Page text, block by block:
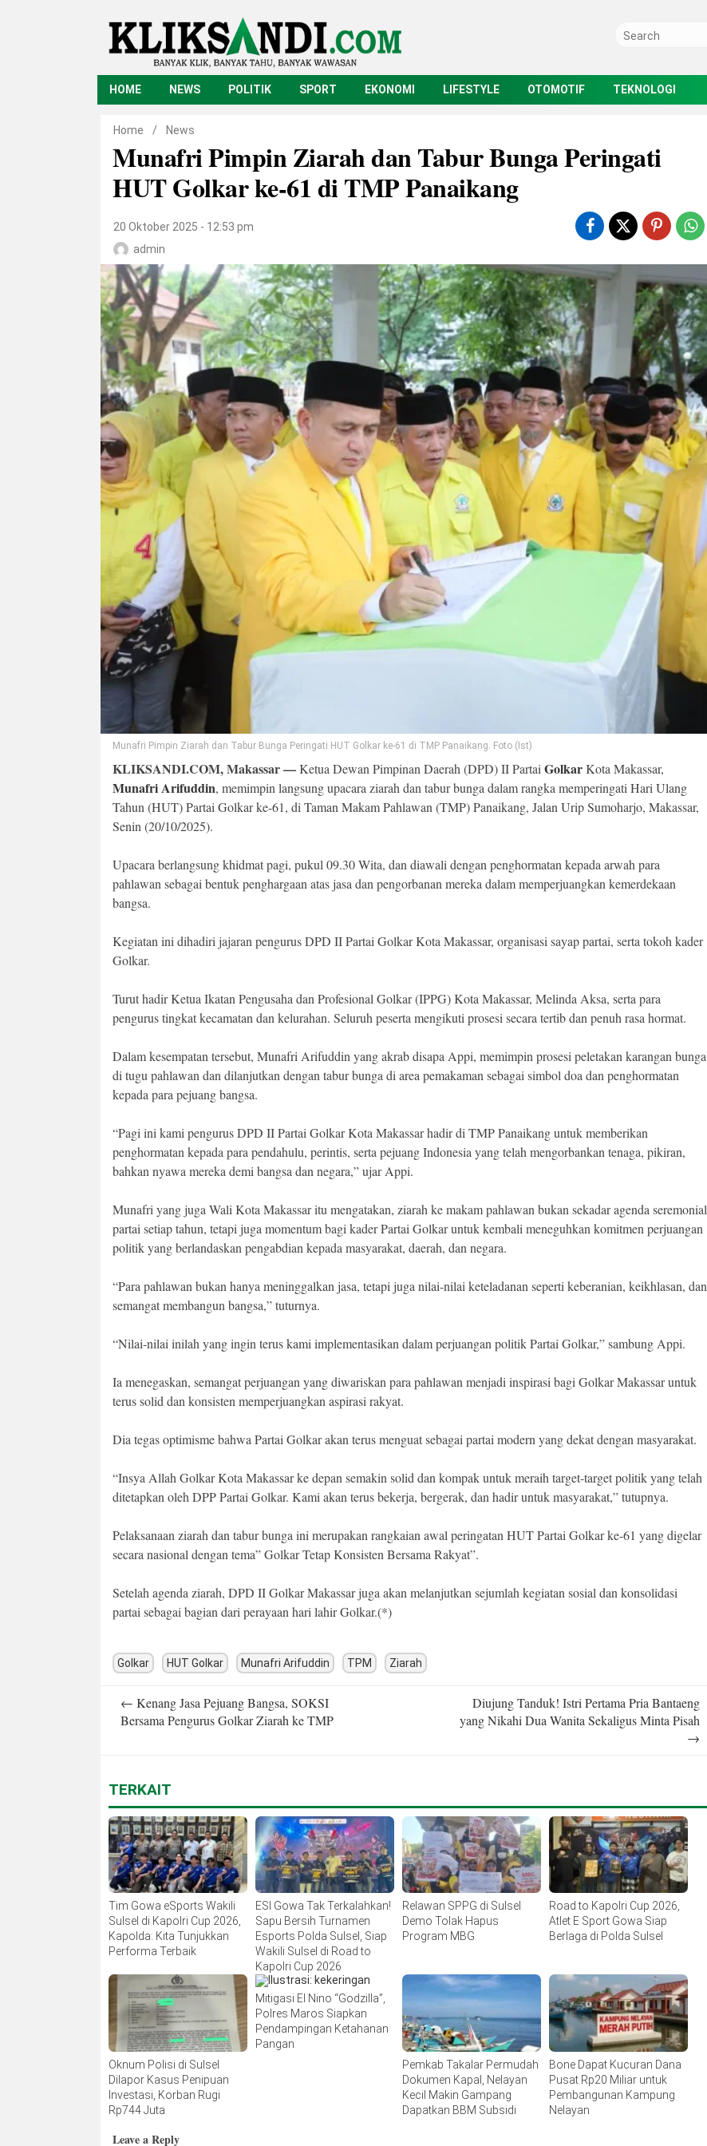
HOME NEWS POLITIK SPORT EKONOMI LIFESTYLE OTOMOTIF TEKNOLOGI
Home / News
Munafri Pimpin Ziarah dan Tabur Bunga Peringati
HUT Golkar ke-61 di TMP Panaikang
20 Oktober 2025 - 12:53 pm
admin
Munafri Pimpin Ziarah dan Tabur Bunga Peringati HUT Golkar ke-61 di TMP Panaikang. Foto (Ist)
KLIKSANDI.COM, Makassar —Ketua Dewan Pimpinan Daerah (DPD) II Partai GolkarKota Makassar,
Munafri Arifuddin, memimpin langsung upacara ziarah dan tabur bunga dalam rangka memperingati Hari Ulang
Tahun (HUT) Partai Golkar ke-61, di Taman Makam Pahlawan (TMP) Panaikang, Jalan Urip Sumoharjo, Makassar,
Senin (20/10/2025).
Upacara berlangsung khidmat pagi, pukul 09.30 Wita, dan diawali dengan penghormatan kepada arwah para
pahlawan sebagai bentuk penghargaan atas jasa dan pengorbanan mereka dalam memperjuangkan kemerdekaan
bangsa.
Kegiatan ini dihadiri jajaran pengurus DPD II Partai Golkar Kota Makassar, organisasi sayap partai, serta tokoh kader
Golkar.
Turut hadir Ketua Ikatan Pengusaha dan Profesional Golkar (IPPG) Kota Makassar, Melinda Aksa, serta para
pengurus tingkat kecamatan dan kelurahan. Seluruh peserta mengikuti prosesi secara tertib dan penuh rasa hormat.
Dalam kesempatan tersebut, Munafri Arifuddin yang akrab disapa Appi, memimpin prosesi peletakan karangan bunga
di tugu pahlawan dan dilanjutkan dengan tabur bunga di area pemakaman sebagai simbol doa dan penghormatan
kepada para pejuang bangsa.
“Pagi ini kami pengurus DPD II Partai Golkar Kota Makassar hadir di TMP Panaikang untuk memberikan
penghormatan kepada para pendahulu, perintis, serta pejuang Indonesia yang telah mengorbankan tenaga, pikiran,
bahkan nyawa mereka demi bangsa dan negara,” ujar Appi.
Munafri yang juga Wali Kota Makassar itu mengatakan, ziarah ke makam pahlawan bukan sekadar agenda seremonial
partai setiap tahun, tetapi juga momentum bagi kader Partai Golkar untuk kembali meneguhkan komitmen perjuangan
politik yang berlandaskan pengabdian kepada masyarakat, daerah, dan negara.
“Para pahlawan bukan hanya meninggalkan jasa, tetapi juga nilai-nilai keteladanan seperti keberanian, keikhlasan, dan
semangat membangun bangsa,” tuturnya.
“Nilai-nilai inilah yang ingin terus kami implementasikan dalam perjuangan politik Partai Golkar,” sambung Appi.
Ia menegaskan, semangat perjuangan yang diwariskan para pahlawan menjadi inspirasi bagi Golkar Makassar untuk
terus solid dan konsisten memperjuangkan aspirasi rakyat.
Dia tegas optimisme bahwa Partai Golkar akan terus menguat sebagai partai modern yang dekat dengan masyarakat.
“Insya Allah Golkar Kota Makassar ke depan semakin solid dan kompak untuk meraih target-target politik yang telah
ditetapkan oleh DPP Partai Golkar. Kami akan terus bekerja, bergerak, dan hadir untuk masyarakat,” tutupnya.
Pelaksanaan ziarah dan tabur bunga ini merupakan rangkaian awal peringatan HUT Partai Golkar ke-61 yang digelar
secara nasional dengan tema” Golkar Tetap Konsisten Bersama Rakyat”.
Setelah agenda ziarah, DPD II Golkar Makassar juga akan melanjutkan sejumlah kegiatan sosial dan konsolidasi
partai sebagai bagian dari perayaan hari lahir Golkar.(*)
Golkar HUT Golkar Munafri Arifuddin TPM Ziarah
navigation
← Kenang Jasa Pejuang Bangsa, SOKSI
Bersama Pengurus Golkar Ziarah ke TMP
Diujung Tanduk! Istri Pertama Pria Bantaeng
yang Nikahi Dua Wanita Sekaligus Minta Pisah
→
TERKAIT
Tim Gowa eSports Wakili
Sulsel di Kapolri Cup 2026,
Kapolda: Kita Tunjukkan
Performa Terbaik
ESI Gowa Tak Terkalahkan!
Sapu Bersih Turnamen
Esports Polda Sulsel, Siap
Wakili Sulsel di Road to
Kapolri Cup 2026
Relawan SPPG di Sulsel
Demo Tolak Hapus
Program MBG
Road to Kapolri Cup 2026,
Atlet E Sport Gowa Siap
Berlaga di Polda Sulsel
Oknum Polisi di Sulsel
Dilapor Kasus Penipuan
Investasi, Korban Rugi
Rp744 Juta
Mitigasi El Nino “Godzilla”,
Polres Maros Siapkan
Pendampingan Ketahanan
Pangan
Pemkab Takalar Permudah
Dokumen Kapal, Nelayan
Kecil Makin Gampang
Dapatkan BBM Subsidi
Bone Dapat Kucuran Dana
Pusat Rp20 Miliar untuk
Pembangunan Kampung
Nelayan
Leave a Reply